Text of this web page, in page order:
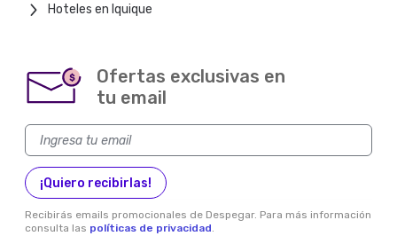
Hoteles en Iquique
$
Ofertas exclusivas en
tu email
¡Quiero recibirlas!
Recibirás emails promocionales de Despegar. Para más información
consulta las políticas de privacidad.